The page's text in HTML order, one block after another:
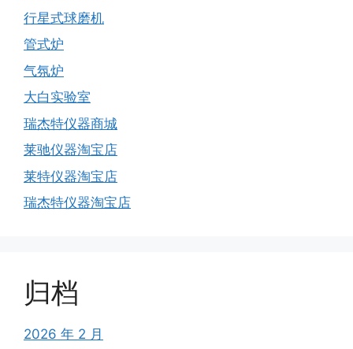
行星式球磨机
管式炉
气氛炉
大白实验室
瑞杰特仪器商城
莱驰仪器淘宝店
莱特仪器淘宝店
瑞杰特仪器淘宝店
归档
2026 年 2 月